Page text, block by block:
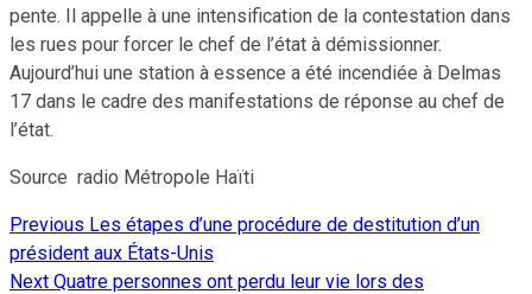
pente. Il appelle à une intensification de la contestation dans
les rues pour forcer le chef de l’état à démissionner.
Aujourd’hui une station à essence a été incendiée à Delmas
17 dans le cadre des manifestations de réponse au chef de
l’état.
Source radio Métropole Haïti
Continue
Reading
Previous Les étapes d’une procédure de destitution d’un
président aux États-Unis
Next Quatre personnes ont perdu leur vie lors des